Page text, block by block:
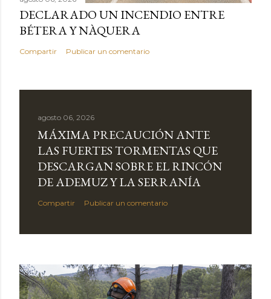
DECLARADO UN INCENDIO ENTRE
BÉTERA Y NÀQUERA
Compartir Publicar un comentario
agosto 06, 2026
MÁXIMA PRECAUCIÓN ANTE
LAS FUERTES TORMENTAS QUE
DESCARGAN SOBRE EL RINCÓN
DE ADEMUZ Y LA SERRANÍA
Compartir Publicar un comentario